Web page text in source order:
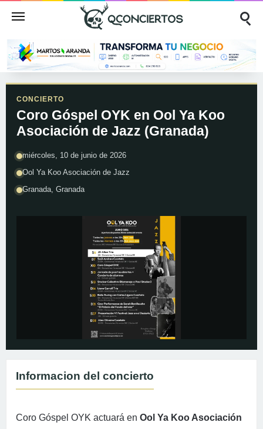
CONCIERTO
Coro Góspel OYK en Ool Ya Koo
Asociación de Jazz (Granada)
miércoles, 10 de junio de 2026
Ool Ya Koo Asociación de Jazz
Granada, Granada
Informacion del concierto
Coro Góspel OYK actuará en Ool Ya Koo Asociación